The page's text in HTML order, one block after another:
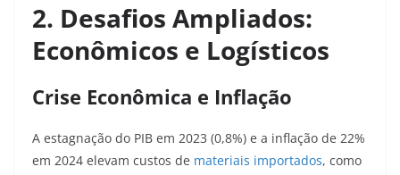
2. Desafios Ampliados:
Econômicos e Logísticos
Crise Econômica e Inflação
A estagnação do PIB em 2023 (0,8%) e a inflação de 22%
em 2024 elevam custos de materiais importados, como